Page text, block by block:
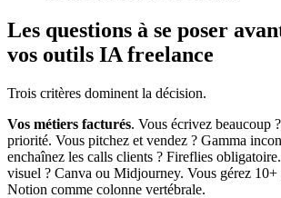
Les questions à se poser
vos outils IA freelance
Trois critères dominent la décision.
Vos métiers facturés. Vous écrivez beaucoup
priorité. Vous pitchez et vendez ? Gamma
enchaînez les calls clients ? Fireflies
visuel ? Canva ou Midjourney. Vous gérez 10+
Notion comme colonne vertébrale.